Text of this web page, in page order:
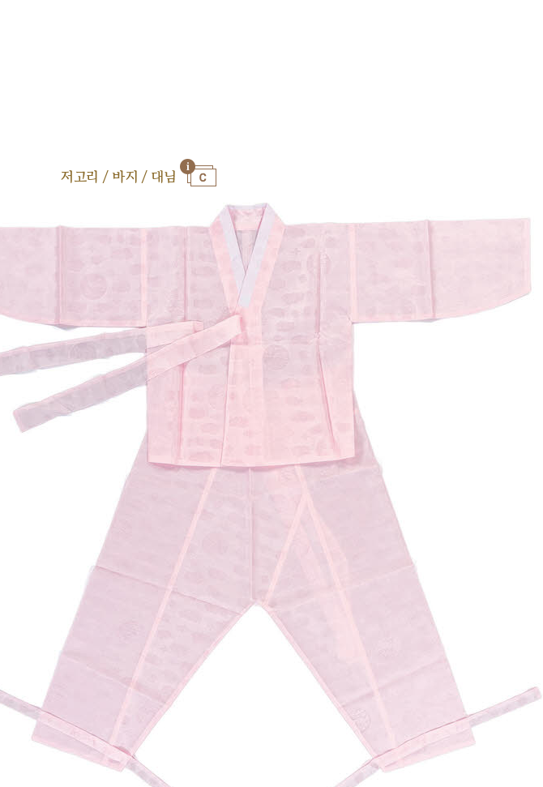
저고리 / 바지 / 대님